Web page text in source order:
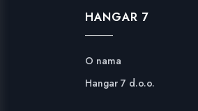
HANGAR 7
O nama
Hangar 7 d.o.o.